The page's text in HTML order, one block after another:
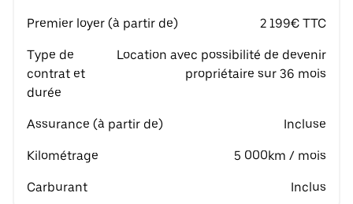
Premier loyer (à partir de) 2 199€ TTC
Type de
contrat et
durée
Location avec possibilité de devenir
propriétaire sur 36 mois
Assurance (à partir de) Incluse
Kilométrage 5 000km / mois
Carburant Inclus